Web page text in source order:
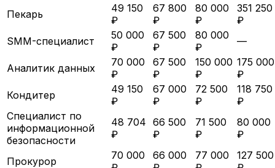
Пекарь
49 150
₽
67 800
₽
80 000
₽
351 250
₽
SMM-специалист
50 000
₽
67 500
₽
80 000
₽
—
Аналитик данных
70 000
₽
67 500
₽
150 000
₽
175 000
₽
Кондитер
49 150
₽
67 000
₽
72 500
₽
118 750
₽
Специалист по
информационной
безопасности
48 704
₽
66 500
₽
71 500
₽
80 000
₽
Прокурор
70 000
66 000
77 000
127 500